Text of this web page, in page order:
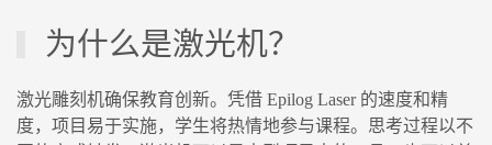
为什么是激光机？
激光雕刻机确保教育创新。凭借 Epilog Laser 的速度和精
度，项目易于实施，学生将热情地参与课程。思考过程以不